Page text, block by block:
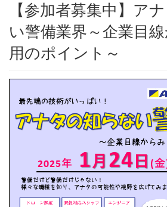
【参加者募集中】アナタの知らな
い警備業界～企業目
用のポイント～